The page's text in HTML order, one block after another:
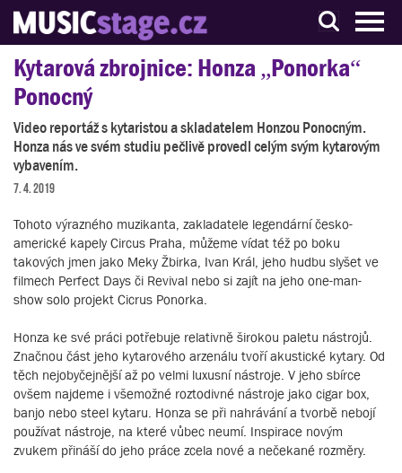
S muzikanty pro muzikanty
Kytarová zbrojnice: Honza „Ponorka“
Ponocný
Video reportáž s kytaristou a skladatelem Honzou Ponocným.
Honza nás ve svém studiu pečlivě provedl celým svým kytarovým
vybavením.
7. 4. 2019
Tohoto výrazného muzikanta, zakladatele legendární česko-
americké kapely Circus Praha, můžeme vídat též po boku
takových jmen jako Meky Žbirka, Ivan Král, jeho hudbu slyšet ve
filmech Perfect Days či Revival nebo si zajít na jeho one-man-
show solo projekt Cicrus Ponorka.
Honza ke své práci potřebuje relativně širokou paletu nástrojů.
Značnou část jeho kytarového arzenálu tvoří akustické kytary. Od
těch nejobyčejnější až po velmi luxusní nástroje. V jeho sbírce
ovšem najdeme i všemožné roztodivné nástroje jako cigar box,
banjo nebo steel kytaru. Honza se při nahrávání a tvorbě nebojí
používat nástroje, na které vůbec neumí. Inspirace novým
zvukem přináší do jeho práce zcela nové a nečekané rozměry.